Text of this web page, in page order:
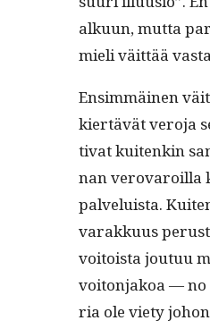
alku­un, mut­ta
mieli väit­tää
Ensim­mäi­nen
kiertävät vero­ja
ti­vat kuitenkin
nan verovaroil­la
palveluista.
varakku­us
voitoista joutuu
voiton­jakoa —
ria ole viety